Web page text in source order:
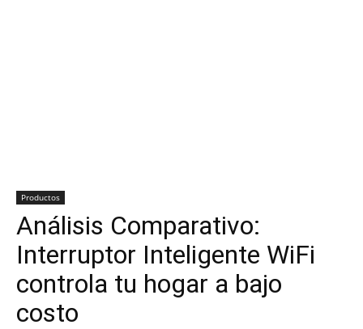
Productos
Análisis Comparativo:
Interruptor Inteligente WiFi
controla tu hogar a bajo
costo